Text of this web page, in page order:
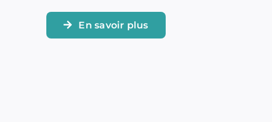
En savoir plus